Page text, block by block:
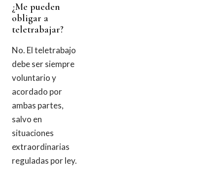
¿Me pueden
obligar a
teletrabajar?
No. El teletrabajo
debe ser siempre
voluntario y
acordado por
ambas partes,
salvo en
situaciones
extraordinarias
reguladas por ley.